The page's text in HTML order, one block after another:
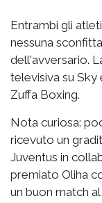
Entrambi gli
nessuna
dell'avversario.
televisiva su Sky
Zuffa Boxing.
Nota curiosa:
ricevuto un
Juventus in
premiato Oliha
un buon match